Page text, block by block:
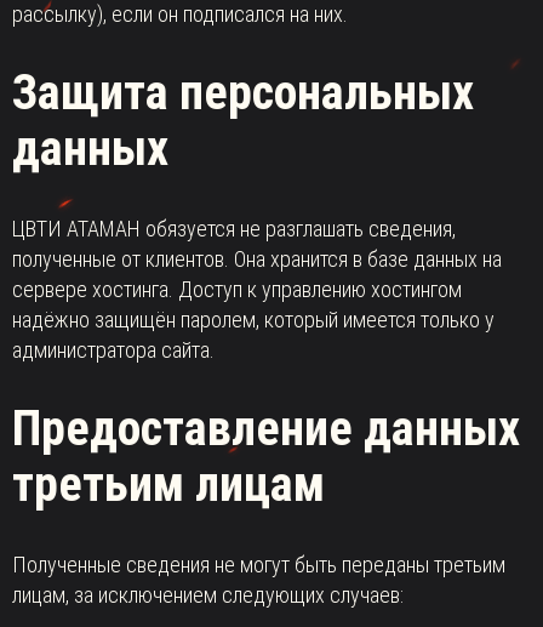
рассылку), если он подписался на них.
Защита персональных
данных
ЦВТИ АТАМАН обязуется не разглашать сведения,
полученные от клиентов. Она хранится в базе данных на
сервере хостинга. Доступ к управлению хостингом
надёжно защищён паролем, который имеется только у
администратора сайта.
Предоставление данных
третьим лицам
Полученные сведения не могут быть переданы третьим
лицам, за исключением следующих случаев: